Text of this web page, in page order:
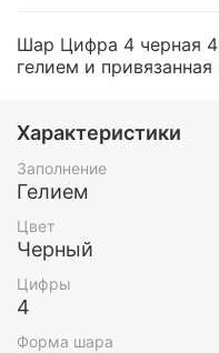
Шар Цифра 4 черная
гелием и привязанная
Характеристики
Заполнение
Гелием
Цвет
Черный
Цифры
4
Форма шара